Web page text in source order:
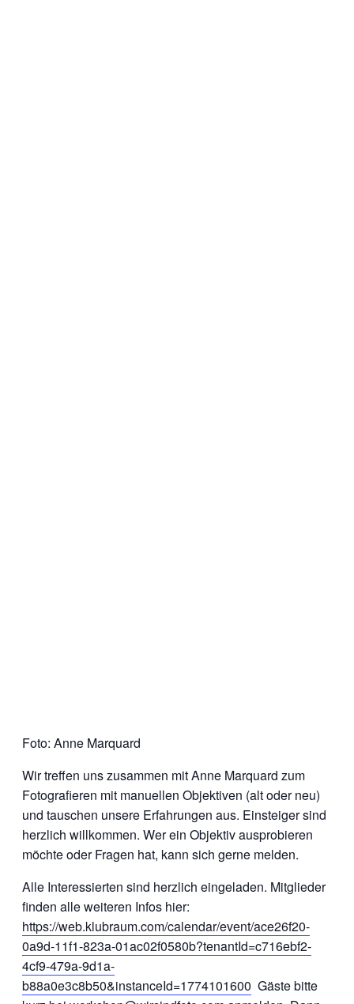
Foto: Anne Marquard
Wir treffen uns zusammen mit Anne Marquard zum
Fotografieren mit manuellen Objektiven (alt oder neu)
und tauschen unsere Erfahrungen aus. Einsteiger sind
herzlich willkommen. Wer ein Objektiv ausprobieren
möchte oder Fragen hat, kann sich gerne melden.
Alle Interessierten sind herzlich eingeladen. Mitglieder
finden alle weiteren Infos hier:
https://web.klubraum.com/calendar/event/ace26f20-
0a9d-11f1-823a-01ac02f0580b?tenantId=c716ebf2-
4cf9-479a-9d1a-
b88a0e3c8b50&instanceId=1774101600 Gäste bitte